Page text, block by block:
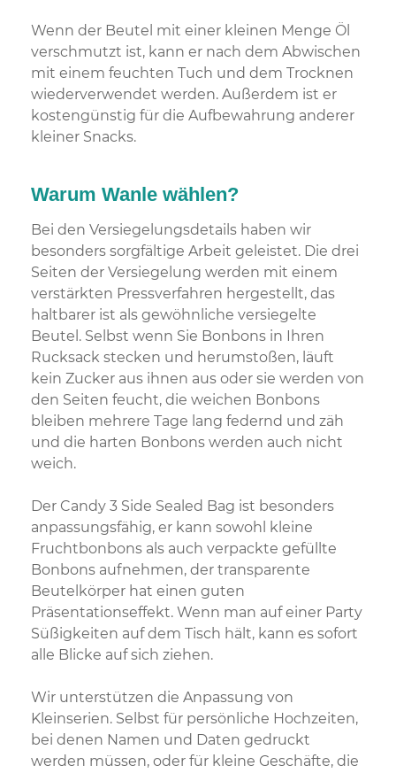
Wenn der Beutel mit einer kleinen Menge Öl
verschmutzt ist, kann er nach dem Abwischen
mit einem feuchten Tuch und dem Trocknen
wiederverwendet werden. Außerdem ist er
kostengünstig für die Aufbewahrung anderer
kleiner Snacks.
Warum Wanle wählen?
Bei den Versiegelungsdetails haben wir
besonders sorgfältige Arbeit geleistet. Die drei
Seiten der Versiegelung werden mit einem
verstärkten Pressverfahren hergestellt, das
haltbarer ist als gewöhnliche versiegelte
Beutel. Selbst wenn Sie Bonbons in Ihren
Rucksack stecken und herumstoßen, läuft
kein Zucker aus ihnen aus oder sie werden von
den Seiten feucht, die weichen Bonbons
bleiben mehrere Tage lang federnd und zäh
und die harten Bonbons werden auch nicht
weich.
Der Candy 3 Side Sealed Bag ist besonders
anpassungsfähig, er kann sowohl kleine
Fruchtbonbons als auch verpackte gefüllte
Bonbons aufnehmen, der transparente
Beutelkörper hat einen guten
Präsentationseffekt. Wenn man auf einer Party
Süßigkeiten auf dem Tisch hält, kann es sofort
alle Blicke auf sich ziehen.
Wir unterstützen die Anpassung von
Kleinserien. Selbst für persönliche Hochzeiten,
bei denen Namen und Daten gedruckt
werden müssen, oder für kleine Geschäfte, die